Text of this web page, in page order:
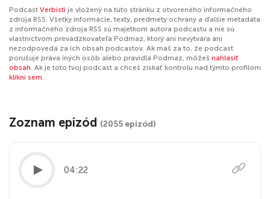
Podcast Verbisti je vložený na túto stránku z otvoreného informačného
zdroja RSS. Všetky informácie, texty, predmety ochrany a ďalšie metadáta
z informačného zdroja RSS sú majetkom autora podcastu a nie sú
vlastníctvom prevádzkovateľa Podmaz, ktorý ani nevytvára ani
nezodpovedá za ich obsah podcastov. Ak máš za to, že podcast
porušuje práva iných osôb alebo pravidlá Podmaz, môžeš nahlásiť
obsah. Ak je toto tvoj podcast a chceš získať kontrolu nad týmto profilom
klikni sem.
Zoznam epizód (2055 epizód)
04:22